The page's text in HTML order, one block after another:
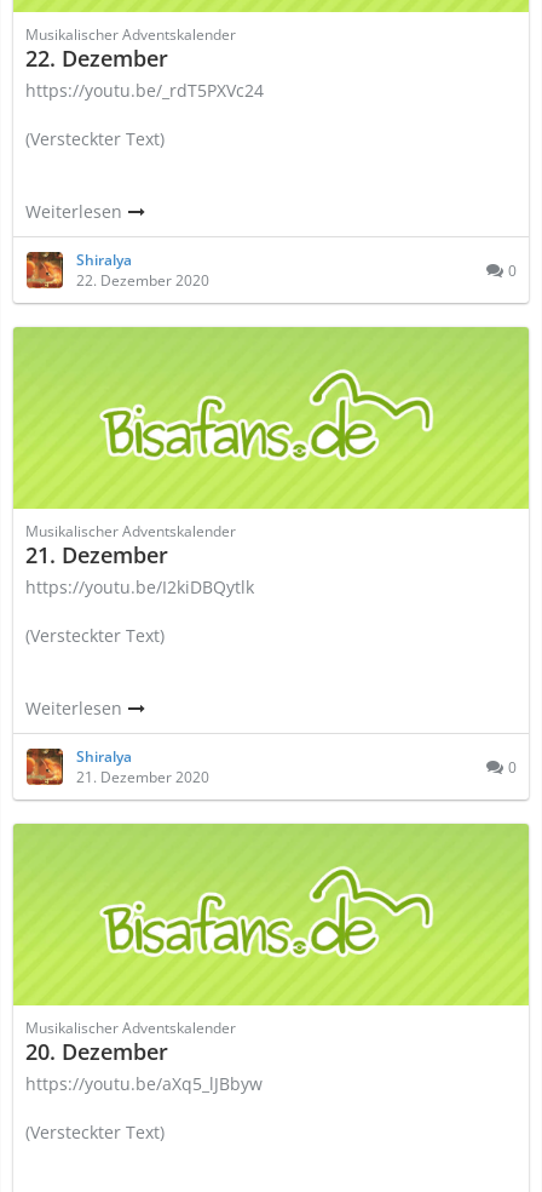
Musikalischer Adventskalender
22. Dezember
https://youtu.be/_rdT5PXVc24
(Versteckter Text)
Weiterlesen
Shiralya
22. Dezember 2020
0
Musikalischer Adventskalender
21. Dezember
https://youtu.be/I2kiDBQytlk
(Versteckter Text)
Weiterlesen
Shiralya
21. Dezember 2020
0
Musikalischer Adventskalender
20. Dezember
https://youtu.be/aXq5_lJBbyw
(Versteckter Text)